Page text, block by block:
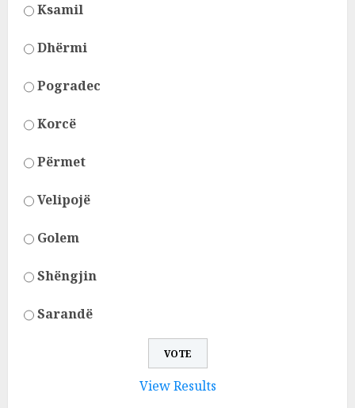
Ksamil
Dhërmi
Pogradec
Korcë
Përmet
Velipojë
Golem
Shëngjin
Sarandë
View Results